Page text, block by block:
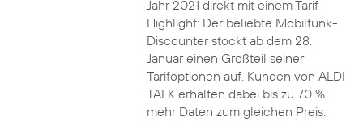
Jahr 2021 direkt mit einem Tarif-
Highlight: Der beliebte Mobilfunk-
Discounter stockt ab dem 28.
Januar einen Großteil seiner
Tarifoptionen auf. Kunden von ALDI
TALK erhalten dabei bis zu 70 %
mehr Daten zum gleichen Preis.